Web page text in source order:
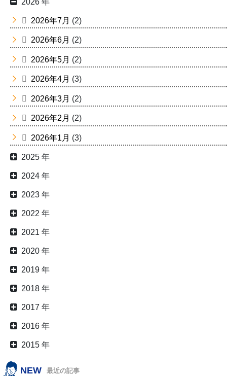
2026年7月 (2)
2026年6月 (2)
2026年5月 (2)
2026年4月 (3)
2026年3月 (2)
2026年2月 (2)
2026年1月 (3)
2025 年
2024 年
2023 年
2022 年
2021 年
2020 年
2019 年
2018 年
2017 年
2016 年
2015 年
NEW 最近の記事